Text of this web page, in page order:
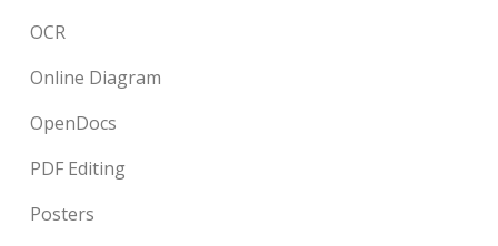
OCR
Online Diagram
OpenDocs
PDF Editing
Posters